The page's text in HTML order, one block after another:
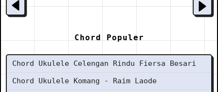
Chord Populer
Chord Ukulele Celengan Rindu Fiersa Besari
Chord Ukulele Komang - Raim Laode